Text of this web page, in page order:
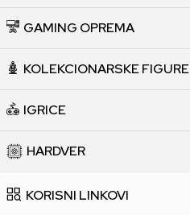
GAMING OPREMA
KOLEKCIONARSKE FIGURE
IGRICE
HARDVER
KORISNI LINKOVI